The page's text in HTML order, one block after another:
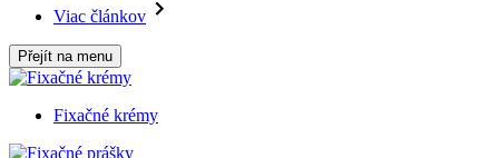
Viac článkov
Přejít na menu
Fixačné krémy